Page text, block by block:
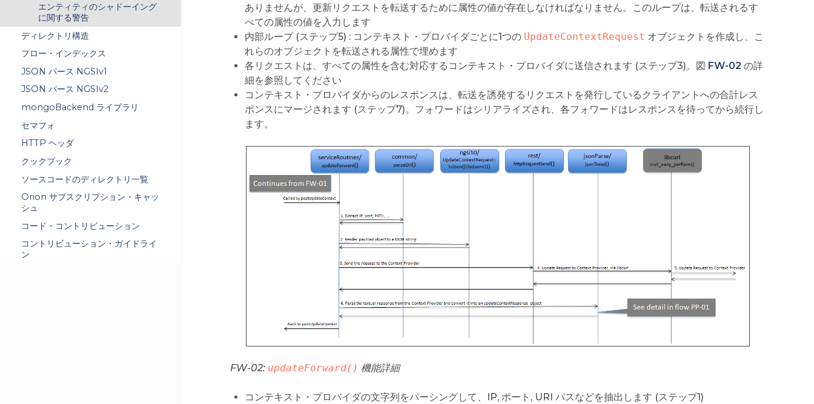
エンティティのシャドーイング
に関する警告
ディレクトリ構造
フロー・インデックス
JSON パース NGSIv1
JSON パース NGSIv2
mongoBackend ライブラリ
セマフォ
HTTP ヘッダ
クックブック
ソースコードのディレクトリ一覧
Orion サブスクリプション・キャッ
シュ
コード・コントリビューション
コントリビューション・ガイドライ
ン
ありませんが、更新リクエストを転送するために属性の値が存在しなければなりません。このループは、転送されるす
べての属性の値を入力します
内部ループ (ステップ5) : コンテキスト・プロバイダごとに1つの UpdateContextRequest オブジェクトを作成し、こ
れらのオブジェクトを転送される属性で埋めます
各リクエストは、すべての属性を含む対応するコンテキスト・プロバイダに送信されます (ステップ3)。図 FW-02 の詳
細を参照してください
コンテキスト・プロバイダからのレスポンスは、転送を誘発するリクエストを発行しているクライアントへの合計レス
ポンスにマージされます (ステップ7)。フォワードはシリアライズされ、各フォワードはレスポンスを待ってから続行し
ます。
FW-02: updateForward() 機能詳細
コンテキスト・プロバイダの文字列をパーシングして、IP, ポート, URI パスなどを抽出します (ステップ1)